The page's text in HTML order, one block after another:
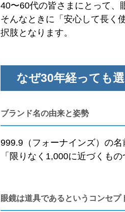
40〜60代の皆さまにとって、
そんなときに「安心して長く
択肢となります。
なぜ30年経っても
ブランド名の由来と姿勢
999.9（フォーナインズ）の
「限りなく1,000に近づくも
眼鏡は道具であるというコンセプ